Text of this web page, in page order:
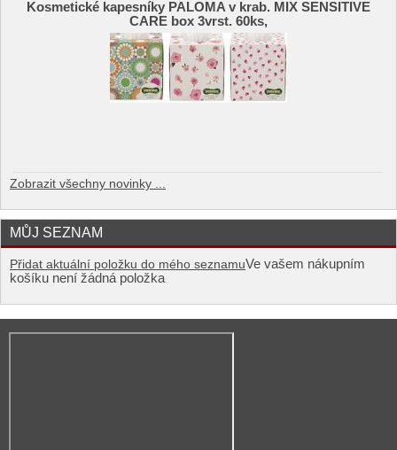
Kosmetické kapesníky PALOMA v krab. MIX SENSITIVE
CARE box 3vrst. 60ks,
Zobrazit všechny novinky ...
MŮJ SEZNAM
Přidat aktuální položku do mého seznamuVe vašem nákupním
košíku není žádná položka